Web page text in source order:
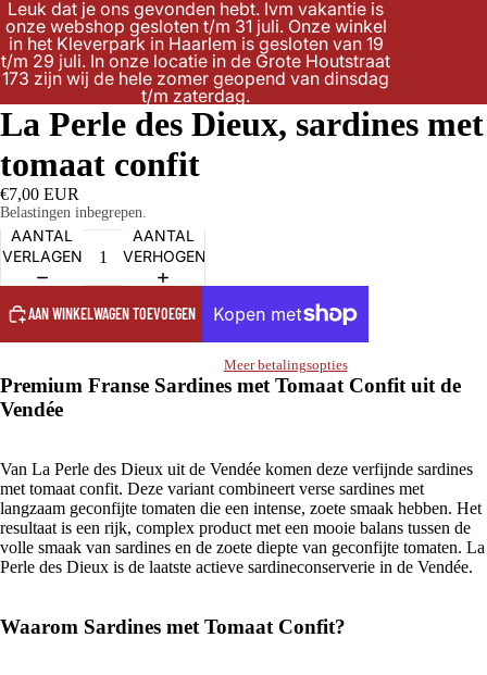
Leuk dat je ons gevonden hebt. Ivm vakantie is
onze webshop gesloten t/m 31 juli. Onze winkel
in het Kleverpark in Haarlem is gesloten van 19
t/m 29 juli. In onze locatie in de Grote Houtstraat
173 zijn wij de hele zomer geopend van dinsdag
t/m zaterdag.
La Perle des Dieux, sardines met
tomaat confit
€7,00 EUR
Belastingen inbegrepen.
AANTAL
VERLAGEN
AANTAL
VERHOGEN
AAN WINKELWAGEN TOEVOEGEN
Meer betalingsopties
Premium Franse Sardines met Tomaat Confit uit de
Vendée
Van La Perle des Dieux uit de Vendée komen deze verfijnde sardines
met tomaat confit. Deze variant combineert verse sardines met
langzaam geconfijte tomaten die een intense, zoete smaak hebben. Het
resultaat is een rijk, complex product met een mooie balans tussen de
volle smaak van sardines en de zoete diepte van geconfijte tomaten. La
Perle des Dieux is de laatste actieve sardineconserverie in de Vendée.
Waarom Sardines met Tomaat Confit?